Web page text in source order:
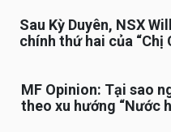
Sau Kỳ Duyên, NSX
chính thứ hai của “Chị
MF Opinion: Tại sao
theo xu hướng “Nước